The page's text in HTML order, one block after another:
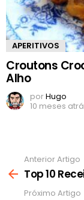
APERITIVOS
Croutons
Alho
porHugo
10 meses
mais
Anterior Artigo
Top 10
Próximo Artigo